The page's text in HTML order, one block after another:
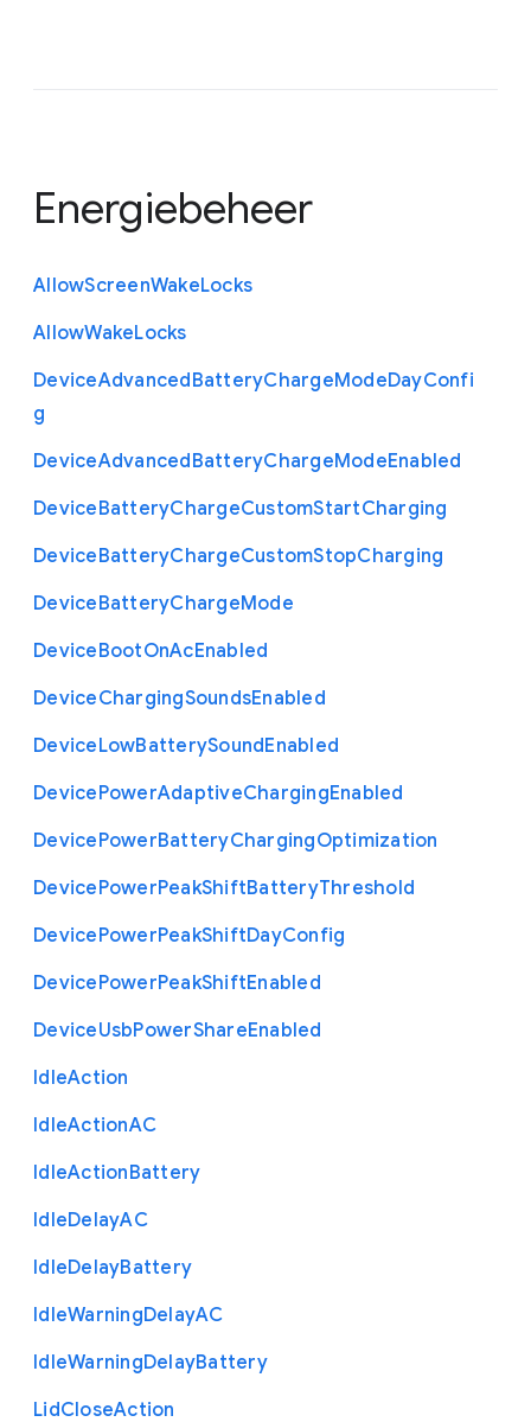
Energiebeheer
AllowScreenWakeLocks
AllowWakeLocks
DeviceAdvancedBatteryChargeModeDayConfi
g
DeviceAdvancedBatteryChargeModeEnabled
DeviceBatteryChargeCustomStartCharging
DeviceBatteryChargeCustomStopCharging
DeviceBatteryChargeMode
DeviceBootOnAcEnabled
DeviceChargingSoundsEnabled
DeviceLowBatterySoundEnabled
DevicePowerAdaptiveChargingEnabled
DevicePowerBatteryChargingOptimization
DevicePowerPeakShiftBatteryThreshold
DevicePowerPeakShiftDayConfig
DevicePowerPeakShiftEnabled
DeviceUsbPowerShareEnabled
IdleAction
IdleActionAC
IdleActionBattery
IdleDelayAC
IdleDelayBattery
IdleWarningDelayAC
IdleWarningDelayBattery
LidCloseAction